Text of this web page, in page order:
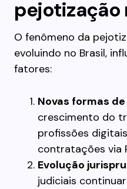
pejotização
O fenômeno da
evoluindo no Brasil,
fatores:
Novas formas
crescimento do
profissões
contratações via
Evolução
judiciais